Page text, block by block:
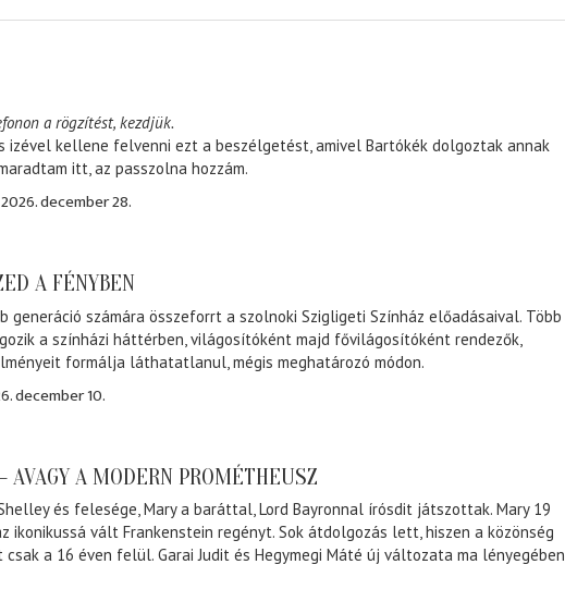
a rögzítést, kezdjük.
izével kellene felvenni ezt a beszélgetést, amivel Bartókék dolgoztak annak
itt, az passzolna hozzám.
2026. december 28.
A FÉNYBEN
generáció számára összeforrt a szolnoki Szigligeti Színház előadásaival. Több
a színházi háttérben, világosítóként majd fővilágosítóként rendezők,
formálja láthatatlanul, mégis meghatározó módon.
december 10.
AVAGY A MODERN PROMÉTHEUSZ
és felesége, Mary a baráttal, Lord Bayronnal írósdit játszottak. Mary 19
ikonikussá vált Frankenstein regényt. Sok átdolgozás lett, hiszen a közönség
a 16 éven felül. Garai Judit és Hegymegi Máté új változata ma lényegében